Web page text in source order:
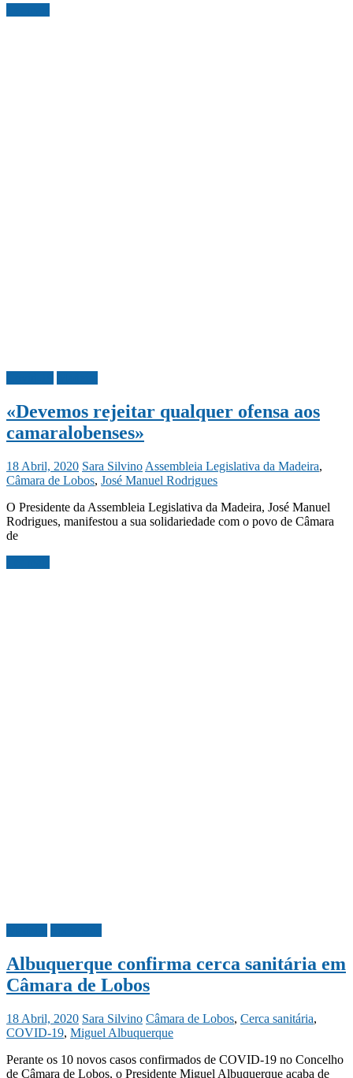
«Devemos rejeitar qualquer ofensa aos
camaralobenses»
18 Abril, 2020 Sara Silvino Assembleia Legislativa da Madeira,
Câmara de Lobos, José Manuel Rodrigues
O Presidente da Assembleia Legislativa da Madeira, José Manuel
Rodrigues, manifestou a sua solidariedade com o povo de Câmara
de
Albuquerque confirma cerca sanitária em
Câmara de Lobos
18 Abril, 2020 Sara Silvino Câmara de Lobos, Cerca sanitária,
COVID-19, Miguel Albuquerque
Perante os 10 novos casos confirmados de COVID-19 no Concelho
de Câmara de Lobos, o Presidente Miguel Albuquerque acaba de